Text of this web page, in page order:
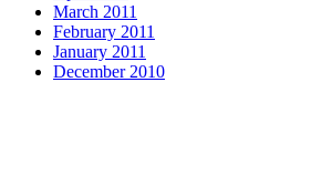
March 2011
February 2011
January 2011
December 2010